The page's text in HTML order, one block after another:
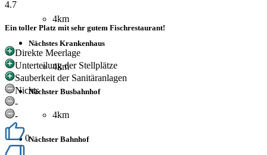
4km
Nächstes Krankenhaus
4km
Nächster Busbahnhof
4km
Nächster Bahnhof
4.7
Ein toller Platz mit sehr gutem Fischrestaurant!
Direkte Meerlage
Unterteilung der Stellplätze
Sauberkeit der Sanitäranlagen
Nichts
-
-
0